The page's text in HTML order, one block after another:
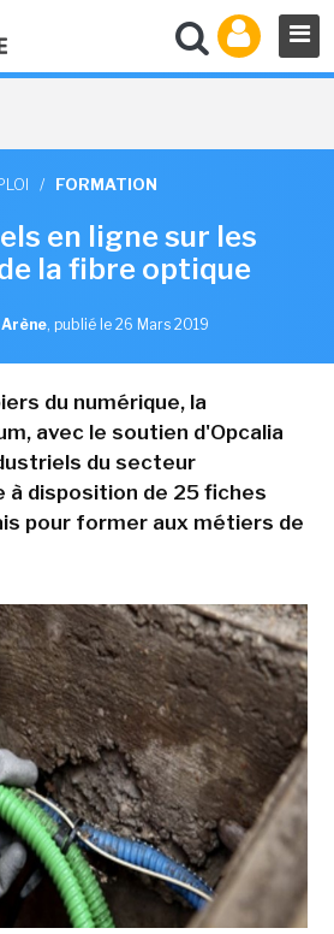
/ FORMATION
en ligne sur les
la fibre optique
, publié le 26 Mars 2019
du numérique, la
avec le soutien d'Opcalia
du secteur
à disposition de 25 fiches
pour former aux métiers de